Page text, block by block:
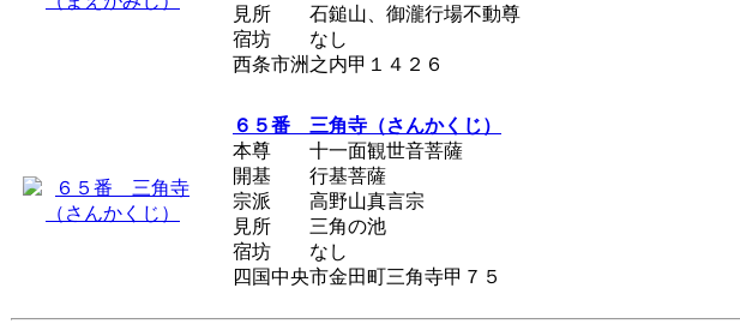
見所 石鎚山、御瀧行場不動尊
宿坊 なし
西条市洲之内甲１４２６
６５番 三角寺（さんかくじ）
本尊 十一面観世音菩薩
開基 行基菩薩
宗派 高野山真言宗
見所 三角の池
宿坊 なし
四国中央市金田町三角寺甲７５